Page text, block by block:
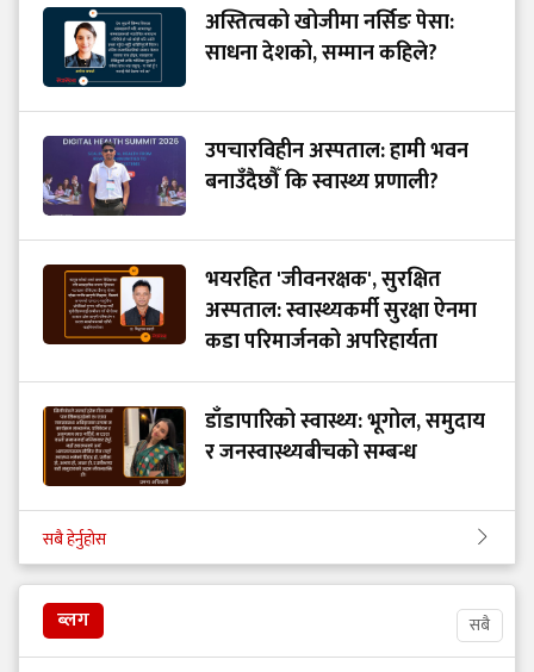
अस्तित्वको खोजीमा नर्सिङ पेसा:
साधना देशको, सम्मान कहिले?
उपचारविहीन अस्पताल: हामी भवन
बनाउँदैछौँ कि स्वास्थ्य प्रणाली?
भयरहित 'जीवनरक्षक', सुरक्षित
अस्पताल: स्वास्थ्यकर्मी सुरक्षा ऐनमा
कडा परिमार्जनको अपरिहार्यता
डाँडापारिको स्वास्थ्य: भूगोल, समुदाय
र जनस्वास्थ्यबीचको सम्बन्ध
सबै हेर्नुहोस
ब्लग सबै